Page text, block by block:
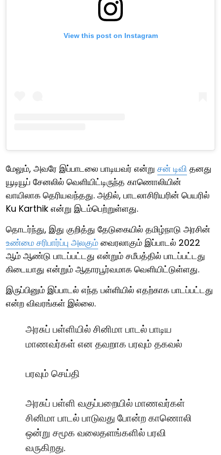
View this post on Instagram
மேலும், அவரே இப்பாடலை பாடியவர் என்று சன் டிவி தனது
யூடியூப் சேனலில் வெளியிட்டிருந்த காணொலியின்
வாயிலாக தெரியவந்தது. அதில், பாடலாசிரியரின் பெயரில்
Ku Karthik என்று இடம்பெற்றுள்ளது.
தொடர்ந்து, இது குறித்து தேடுகையில் தமிழ்நாடு அரசின்
உண்மை சரிபார்ப்பு அலகும் வைரலாகும் இப்பாடல் 2022
ஆம் ஆண்டு பாடப்பட்டது என்றும் சமீபத்தில் பாடப்பட்டது
கிடையாது என்றும் ஆதாரபூர்வமாக வெளியிட்டுள்ளது.
இருப்பினும் இப்பாடல் எந்த பள்ளியில் எதற்காக பாடப்பட்டது
என்ற விவரங்கள் இல்லை.
அரசுப் பள்ளியில் சினிமா பாடல் பாடிய
மாணவர்கள் என தவறாக பரவும் தகவல்
பரவும் செய்தி
அரசுப் பள்ளி வகுப்பறையில் மாணவர்கள்
சினிமா பாடல் பாடுவது போன்ற காணொலி
ஒன்று சமூக வலைதளங்களில் பரவி
வருகிறது.